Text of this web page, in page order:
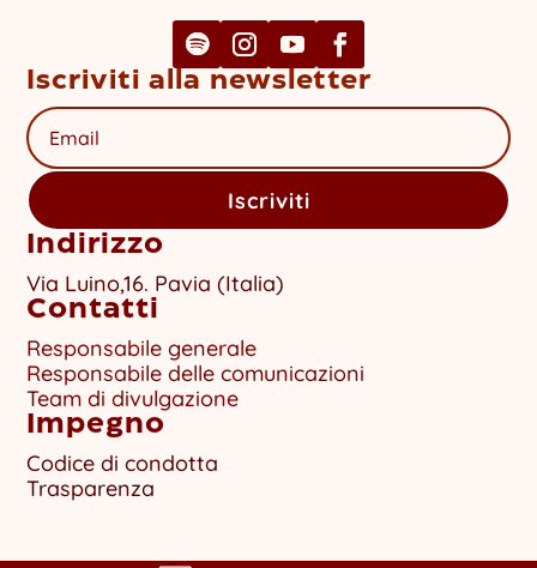
Iscriviti alla newsletter
Iscriviti
Indirizzo
Via Luino,16. Pavia (Italia)
Contatti
Responsabile generale
Responsabile delle comunicazioni
Team di divulgazione
Impegno
Codice di condotta
Trasparenza